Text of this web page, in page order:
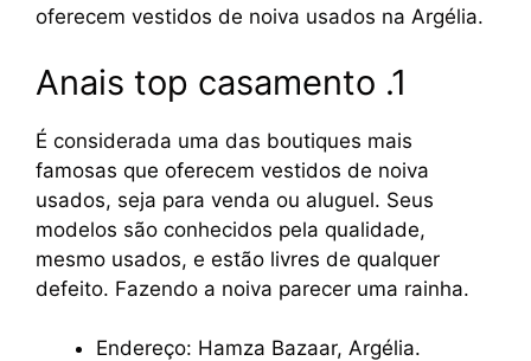
oferecem vestidos de noiva usados na Argélia.
Anais top casamento .1
É considerada uma das boutiques mais
famosas que oferecem vestidos de noiva
usados, seja para venda ou aluguel. Seus
modelos são conhecidos pela qualidade,
mesmo usados, e estão livres de qualquer
defeito. Fazendo a noiva parecer uma rainha.
Endereço: Hamza Bazaar, Argélia.